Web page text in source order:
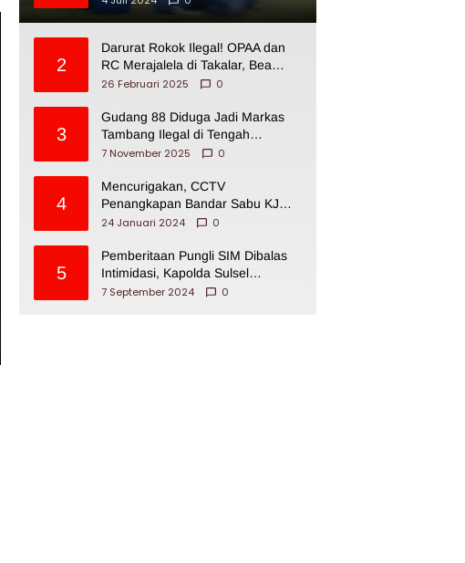
2
Darurat Rokok Ilegal! OPAA dan
RC Merajalela di Takalar, Bea
Cukai Impoten
26 Februari 2025 0
3
Gudang 88 Diduga Jadi Markas
Tambang Ilegal di Tengah
Permukiman Warga Makassar
7 November 2025 0
4
Mencurigakan, CCTV
Penangkapan Bandar Sabu KJ
Disita Oknum BNNP Sulsel
24 Januari 2024 0
5
Pemberitaan Pungli SIM Dibalas
Intimidasi, Kapolda Sulsel
Dikecam PJI Sulsel
7 September 2024 0